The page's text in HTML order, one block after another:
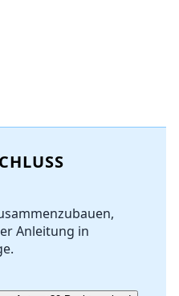
Anleitung in